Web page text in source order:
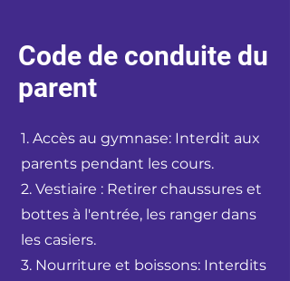
Code de conduite du
parent​
1. Accès au gymnase: Interdit aux
parents pendant les cours.
2. Vestiaire : Retirer chaussures et
bottes à l'entrée, les ranger dans
les casiers.
3. Nourriture et boissons: Interdits